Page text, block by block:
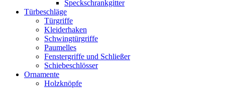
Speckschrankgitter
Türbeschläge
Türgriffe
Kleiderhaken
Schwingtürgriffe
Paumelles
Fenstergriffe und Schließer
Schiebeschlösser
Ornamente
Holzknöpfe